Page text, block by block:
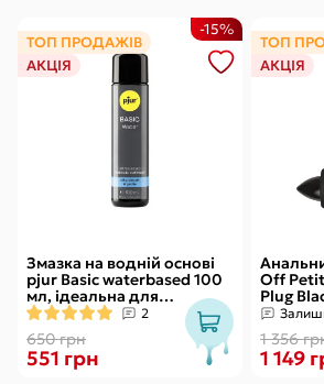
ТОП ПРОДАЖІВ
АКЦІЯ
Змазка на водній основі
pjur Basic waterbased 100
мл, ідеальна для
новачків, найкраща ціна/
якість
2
650 грн
-15%
551 грн
ТОП
АКЦІЯ
Off
Plug
1 356
1 149